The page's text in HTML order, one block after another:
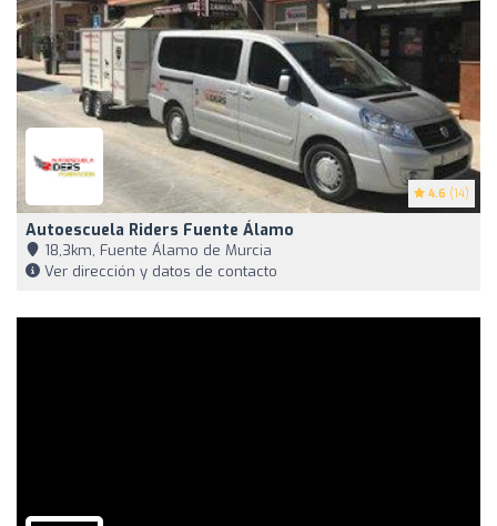
4.6 (14)
Autoescuela Riders Fuente Álamo
18,3km, Fuente Álamo de Murcia
Ver dirección y datos de contacto